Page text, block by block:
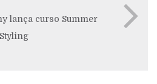
lança curso Summer
Styling